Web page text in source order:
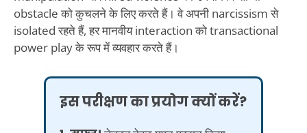
obstacle को कुचलने के लिए करते हैं। वे अपनी narcissism से
isolated रहते हैं, हर मानवीय interaction को transactional
power play के रूप में व्यवहार करते हैं।
इस परीक्षण का प्रयोग क्यों करें?